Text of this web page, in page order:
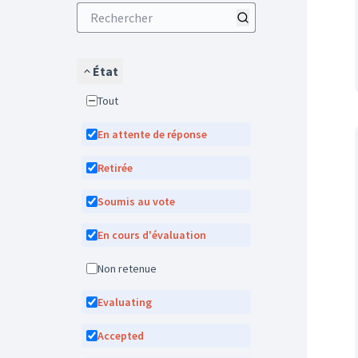
État
Tout
En attente de réponse
Retirée
Soumis au vote
En cours d'évaluation
Non retenue
Evaluating
Accepted